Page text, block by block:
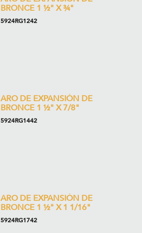
BRONCE 1 ½" X ¾"
5924RG1242
ARO DE EXPANSIÓN DE
BRONCE 1 ½" X 7/8"
5924RG1442
ARO DE EXPANSIÓN DE
BRONCE 1 ½" X 1 1/16"
5924RG1742